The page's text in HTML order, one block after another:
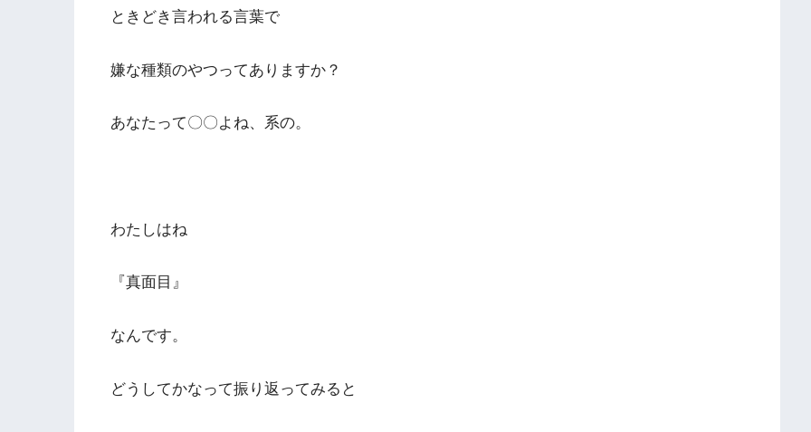
ときどき言われる言葉で
嫌な種類のやつってありますか？
あなたって〇〇よね、系の。
わたしはね
『真面目』
なんです。
どうしてかなって振り返ってみると